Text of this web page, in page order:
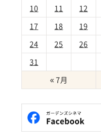
10
11 12
17
18 19
24
25 26
31
« 7月